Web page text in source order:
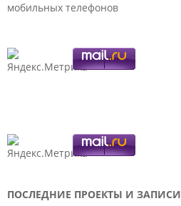
мобильных телефонов
ПОСЛЕДНИЕ ПРОЕКТЫ И ЗАПИСИ